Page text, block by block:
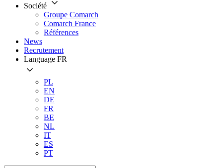
Société
Groupe Comarch
Comarch France
Références
News
Recrutement
Language FR
PL
EN
DE
FR
BE
NL
IT
ES
PT